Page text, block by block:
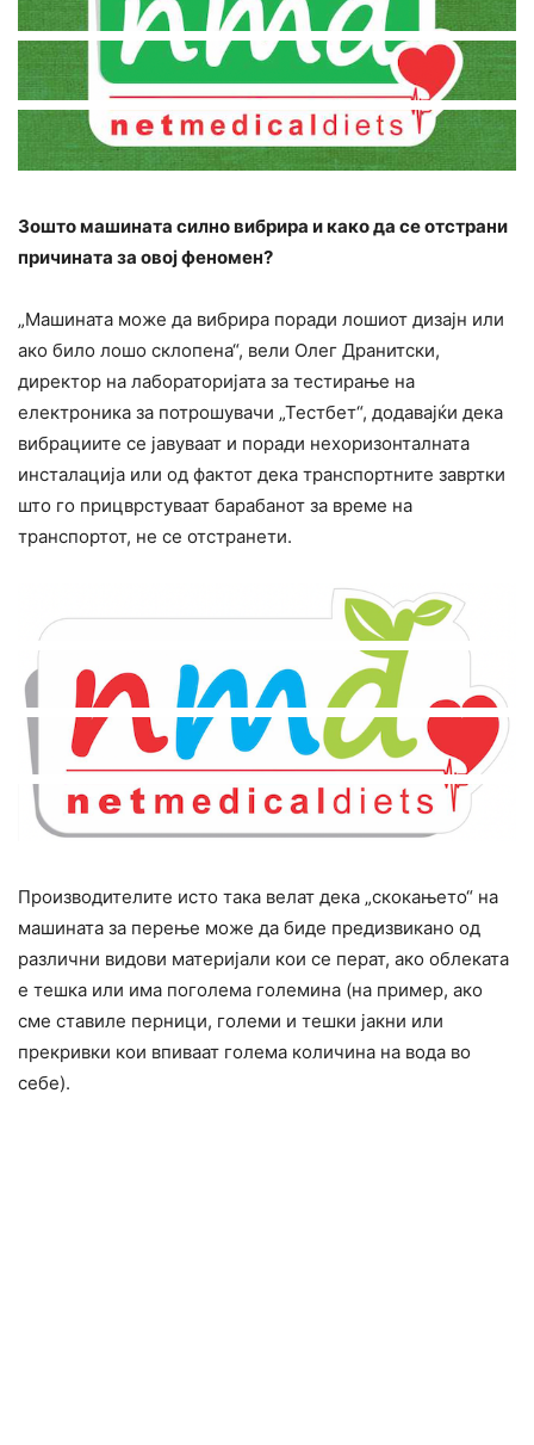
Зошто машината силно вибрира и како да се отстрани
причината за овој феномен?
„Машината може да вибрира поради лошиот дизајн или
ако било лошо склопена“, вели Олег Дранитски,
директор на лабораторијата за тестирање на
електроника за потрошувачи „Тестбет“, додавајќи дека
вибрациите се јавуваат и поради нехоризонталната
инсталација или од фактот дека транспортните завртки
што го прицврстуваат барабанот за време на
транспортот, не се отстранети.
Производителите исто така велат дека „скокањето“ на
машината за перење може да биде предизвикано од
различни видови материјали кои се перат, ако облеката
е тешка или има поголема големина (на пример, ако
сме ставиле перници, големи и тешки јакни или
прекривки кои впиваат голема количина на вода во
себе).